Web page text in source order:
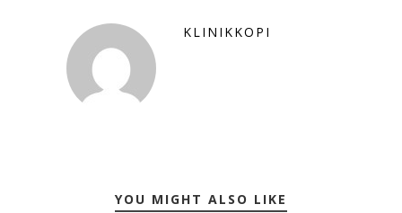
KLINIKKOPI
YOU MIGHT ALSO LIKE